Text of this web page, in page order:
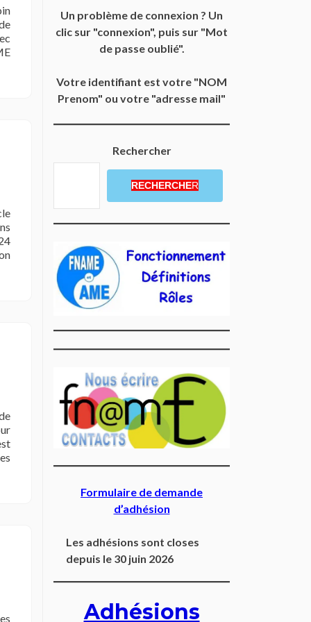
Un problème de connexion ? Un
clic sur "connexion", puis sur "Mot
de passe oublié".
Votre identifiant est votre "NOM
Prenom" ou votre "adresse mail"
Rechercher
RECHERCHER
Formulaire de demande
d’adhésion
Les adhésions sont closes
depuis le 30 juin 2026
Adhésions